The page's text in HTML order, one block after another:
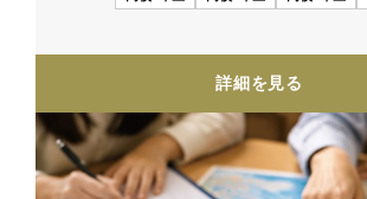
詳細を見る